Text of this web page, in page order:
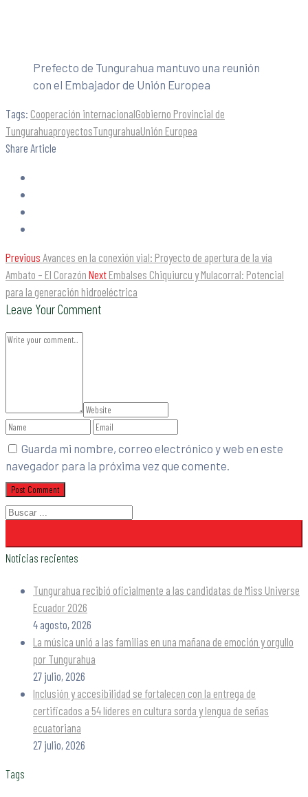
Prefecto de Tungurahua mantuvo una reunión
con el Embajador de Unión Europea
Tags: Cooperación internacionalGobierno Provincial de
TungurahuaproyectosTungurahuaUnión Europea
Share Article
Previous Avances en la conexión vial: Proyecto de apertura de la vía
Ambato – El Corazón Next Embalses Chiquiurcu y Mulacorral: Potencial
para la generación hidroeléctrica
Leave Your Comment
Guarda mi nombre, correo electrónico y web en este
navegador para la próxima vez que comente.
Noticias recientes
Tungurahua recibió oficialmente a las candidatas de Miss Universe
Ecuador 2026
4 agosto, 2026
La música unió a las familias en una mañana de emoción y orgullo
por Tungurahua
27 julio, 2026
Inclusión y accesibilidad se fortalecen con la entrega de
certificados a 54 líderes en cultura sorda y lengua de señas
ecuatoriana
27 julio, 2026
Tags